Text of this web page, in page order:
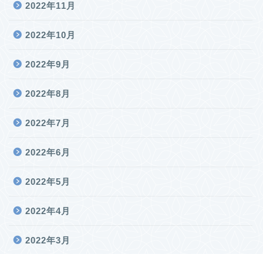
2022年11月
2022年10月
2022年9月
2022年8月
2022年7月
2022年6月
2022年5月
2022年4月
2022年3月